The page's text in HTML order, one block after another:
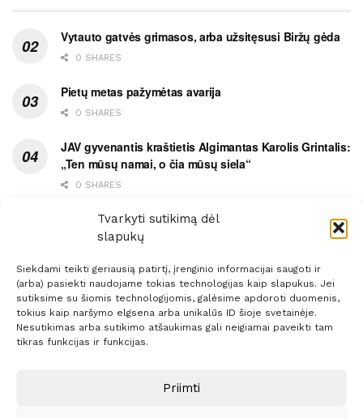
Tvarkyti sutikimą dėl
slapukų
Siekdami teikti geriausią patirtį, įrenginio informacijai saugoti ir
(arba) pasiekti naudojame tokias technologijas kaip slapukus. Jei
sutiksime su šiomis technologijomis, galėsime apdoroti duomenis,
tokius kaip naršymo elgsena arba unikalūs ID šioje svetainėje.
Nesutikimas arba sutikimo atšaukimas gali neigiamai paveikti tam
tikras funkcijas ir funkcijas.
Priimti
Vytauto gatvės grimasos, arba užsitęsusi Biržų gėda
0 SHARES
Pietų metas pažymėtas avarija
0 SHARES
JAV gyvenantis kraštietis Algimantas Karolis Grintalis:
„Ten mūsų namai, o čia mūsų siela“
0 SHARES
Ypatingas dviejų medikių likimo ryšys
0 SHARES
Prenumerata Reklama
Sprendimas:ITBrolis